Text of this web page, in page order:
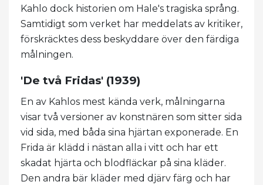
Kahlo dock historien om Hale's tragiska språng.
Samtidigt som verket har meddelats av kritiker,
förskräcktes dess beskyddare över den färdiga
målningen.
'De två Fridas' (1939)
En av Kahlos mest kända verk, målningarna
visar två versioner av konstnären som sitter sida
vid sida, med båda sina hjärtan exponerade. En
Frida är klädd i nästan alla i vitt och har ett
skadat hjärta och blodfläckar på sina kläder.
Den andra bär kläder med djärv färg och har